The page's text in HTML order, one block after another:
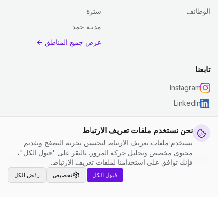
نحن نستخدم ملفات تعريف الارتباط
نستخدم ملفات تعريف الارتباط لتحسين تجربة التصفح وتقديم
محتوى مخصص وتحليل حركة المرور. بالنقر على "قبول الكل"،
فإنك توافق على استخدامنا لملفات تعريف الارتباط.
رفض الكل تخصيص قبول الكل
الوظائف
سترة
مدينة حمد
عرض جميع المناطق ←
تابعنا
Instagram
LinkedIn
© 2026 جست كلين. جميع الحقوق محفوظة.
سياسة الخصوصية
الشروط والأحكام | إعدادات ملفات تعريف الارتباط